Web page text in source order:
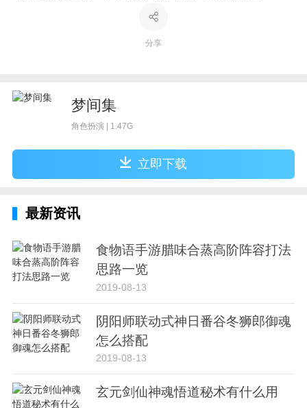
分享
梦间集
角色扮演 | 1.47G
立即下载
最新资讯
食物语手游腊味合蒸高阶阵容打法
思路一览
2019-08-13
阴阳师联动式神日番谷冬狮郎御魂
怎么搭配
2019-08-13
玄元剑仙神魂悟道秘术有什么用